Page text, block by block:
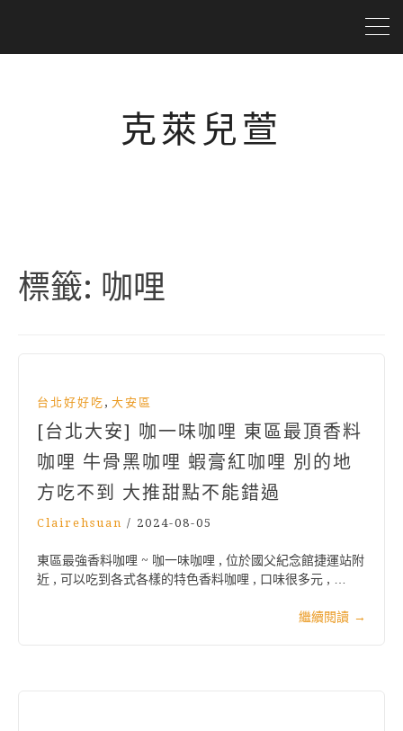
克萊兒萱
標籤: 咖哩
台北好好吃 , 大安區
[台北大安] 咖一味咖哩 東區最頂香料
咖哩 牛骨黑咖哩 蝦膏紅咖哩 別的地
方吃不到 大推甜點不能錯過
Clairehsuan / 2024-08-05
東區最強香料咖哩 ~ 咖一味咖哩 , 位於國父紀念館捷運站附
近 , 可以吃到各式各樣的特色香料咖哩 , 口味很多元 , …
繼續閱讀 →